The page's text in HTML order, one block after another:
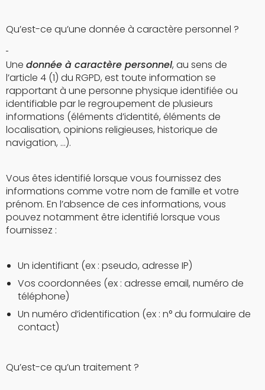
Qu’est-ce qu’une donnée à caractère personnel ?
Une donnée à caractère personnel, au sens de
l’article 4 (1) du RGPD, est toute information se
rapportant à une personne physique identifiée ou
identifiable par le regroupement de plusieurs
informations (éléments d’identité, éléments de
localisation, opinions religieuses, historique de
navigation, …).
Vous êtes identifié lorsque vous fournissez des
informations comme votre nom de famille et votre
prénom. En l’absence de ces informations, vous
pouvez notamment être identifié lorsque vous
fournissez :
Un identifiant (ex : pseudo, adresse IP)
Vos coordonnées (ex : adresse email, numéro de
téléphone)
Un numéro d’identification (ex : n° du formulaire de
contact)
Qu’est-ce qu’un traitement ?